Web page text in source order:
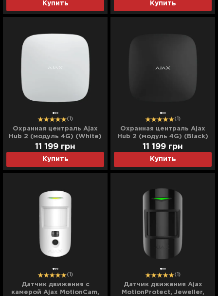
Купить Купить
(1)
Охранная централь Ajax
Hub 2 (модуль 4G) (White)
Купить
11 199 грн
(1)
Охранная централь Ajax
Hub 2 (модуль 4G) (Black)
Купить
11 199 грн
(1)
Датчик движения с
камерой Ajax MotionCam,
(1)
Датчик движения Ajax
MotionProtect, Jeweller,